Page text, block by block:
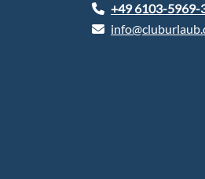
+49 6103-5969-